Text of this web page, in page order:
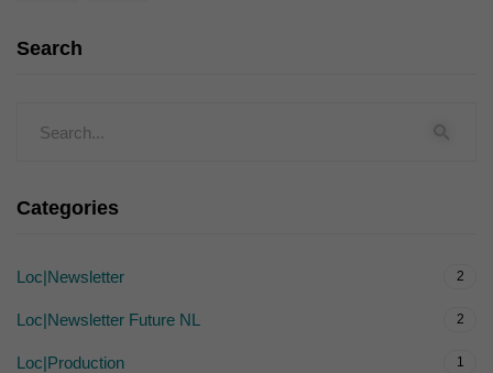
Search
Categories
Loc|Newsletter 2
Loc|Newsletter Future NL 2
Loc|Production 1